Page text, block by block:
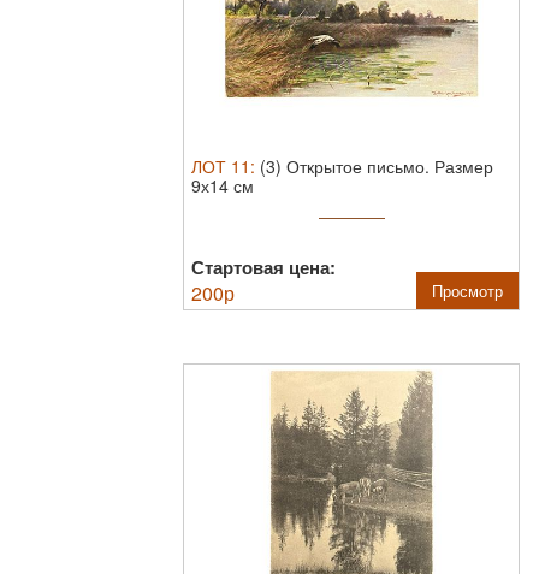
ЛОТ 11 : (3) Открытое письмо. Размер
9х14 см
Стартовая цена:
200р Просмотр